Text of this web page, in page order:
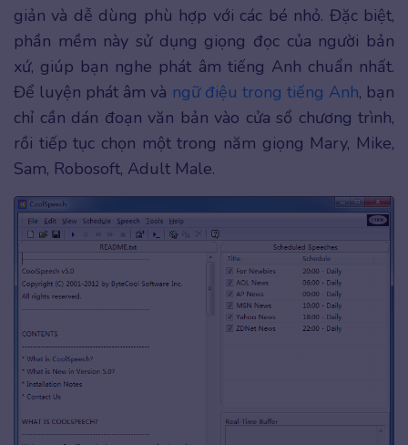
giản và dễ dùng phù hợp với các bé nhỏ. Đặc biệt,
phần mềm này sử dụng giọng đọc của người bản
xứ, giúp bạn nghe phát âm tiếng Anh chuẩn nhất.
Để luyện phát âm và ngữ điệu trong tiếng Anh, bạn
chỉ cần dán đoạn văn bản vào cửa sổ chương trình,
rồi tiếp tục chọn một trong năm giọng Mary, Mike,
Sam, Robosoft, Adult Male.